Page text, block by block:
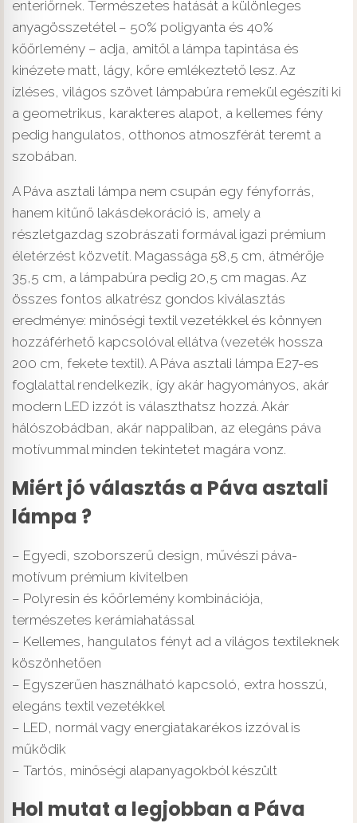
enteriőrnek. Természetes hatását a különleges
anyagösszetétel – 50% poligyanta és 40%
kőőrlemény – adja, amitől a lámpa tapintása és
kinézete matt, lágy, kőre emlékeztető lesz. Az
ízléses, világos szövet lámpabúra remekül egészíti ki
a geometrikus, karakteres alapot, a kellemes fény
pedig hangulatos, otthonos atmoszférát teremt a
szobában.
A Páva asztali lámpa nem csupán egy fényforrás,
hanem kitűnő lakásdekoráció is, amely a
részletgazdag szobrászati formával igazi prémium
életérzést közvetít. Magassága 58,5 cm, átmérője
35,5 cm, a lámpabúra pedig 20,5 cm magas. Az
összes fontos alkatrész gondos kiválasztás
eredménye: minőségi textil vezetékkel és könnyen
hozzáférhető kapcsolóval ellátva (vezeték hossza
200 cm, fekete textil). A Páva asztali lámpa E27-es
foglalattal rendelkezik, így akár hagyományos, akár
modern LED izzót is választhatsz hozzá. Akár
hálószobádban, akár nappaliban, az elegáns páva
motívummal minden tekintetet magára vonz.
Miért jó választás a Páva asztali
lámpa ?
– Egyedi, szoborszerű design, művészi páva-
motívum prémium kivitelben
– Polyresin és kőőrlemény kombinációja,
természetes kerámiahatással
– Kellemes, hangulatos fényt ad a világos textileknek
köszönhetően
– Egyszerűen használható kapcsoló, extra hosszú,
elegáns textil vezetékkel
– LED, normál vagy energiatakarékos izzóval is
működik
– Tartós, minőségi alapanyagokból készült
Hol mutat a legjobban a Páva